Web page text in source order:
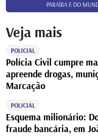
PARAÍBA E DO
Veja mais
POLICIAL
Polícia Civil cumpre
apreende drogas,
Marcação
POLICIAL
Esquema milionário:
fraude bancária, em